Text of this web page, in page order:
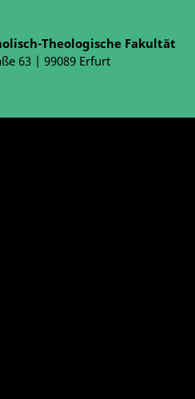
Theologische Fakultät
63 | 99089 Erfurt